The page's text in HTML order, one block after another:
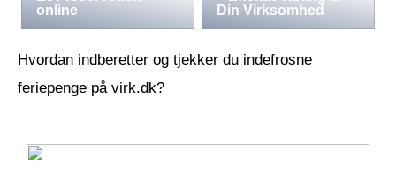
online
Din Virksomhed
Hvordan indberetter og tjekker du indefrosne
feriepenge på virk.dk?